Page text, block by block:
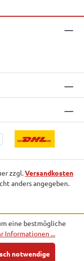
zzgl.Versandkosten
anders angegeben.
eine bestmögliche
Informationen ...
notwendige